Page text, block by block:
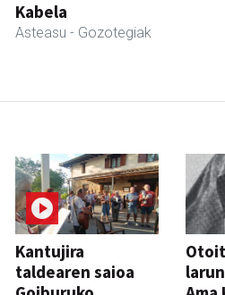
Kabela
Asteasu - Gozotegiak
Kantujira
taldearen saioa